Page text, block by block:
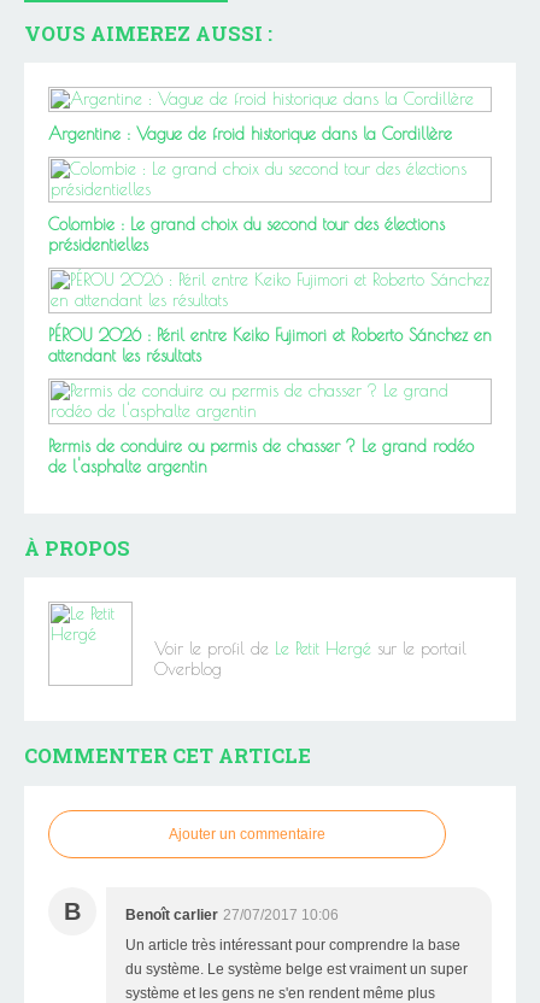
VOUS AIMEREZ AUSSI :
Argentine : Vague de froid historique dans la Cordillère
Colombie : Le grand choix du second tour des élections
présidentielles
PÉROU 2026 : Péril entre Keiko Fujimori et Roberto Sánchez en
attendant les résultats
Permis de conduire ou permis de chasser ? Le grand rodéo
de l'asphalte argentin
À PROPOS
Voir le profil de Le Petit Hergé sur le portail
Overblog
COMMENTER CET ARTICLE
Ajouter un commentaire
B Benoît carlier 27/07/2017 10:06
Un article très intéressant pour comprendre la base
du système. Le système belge est vraiment un super
système et les gens ne s'en rendent même plus